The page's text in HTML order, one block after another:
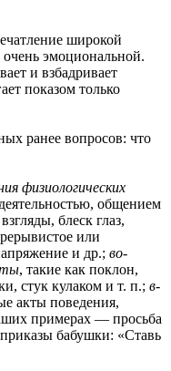
широкой
эмоциональной.
и взбадривает
показом только
ранее вопросов: что
физиологических
общением
блеск глаз,
или
и др.; во-
, такие как поклон,
стук кулаком и т. п.; в-
акты поведения,
примерах — просьба
бабушки: «Ставь